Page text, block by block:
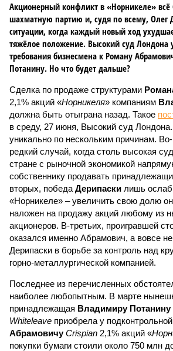
Акционерный конфликт в «Норникеле»
шахматную партию и, судя по всему, Олег
ситуации, когда каждый новый ход
тяжёлое положение. Высокий суд Лондона
требования бизнесмена к Роману
Потанину. Но что будет дальше?
Сделка по продаже структурами
2,1% акций «Норникеля» компаниям
должна быть отыграна назад. Такое
в среду, 27 июня, Высокий суд
уникально по нескольким причинам.
редкий случай, когда столь высокая
стране с рыночной экономикой
собственнику продавать
вторых, победа Дерипаски лишь
«Норникеле» – увеличить свою долю
наложен на продажу акций любому из
акционеров. В-третьих, проигравшей
оказался именно Абрамович, а вовсе
Дерипаски в борьбе за контроль над
горно-металлургической компанией.
Последнее из перечисленных
наиболее любопытным. В марте
принадлежащая Владимиру Потанину
Whiteleave приобрела у подконтрольной
Абрамовичу Crispian 2,1% акций «
покупки бумаги стоили около 750 млн